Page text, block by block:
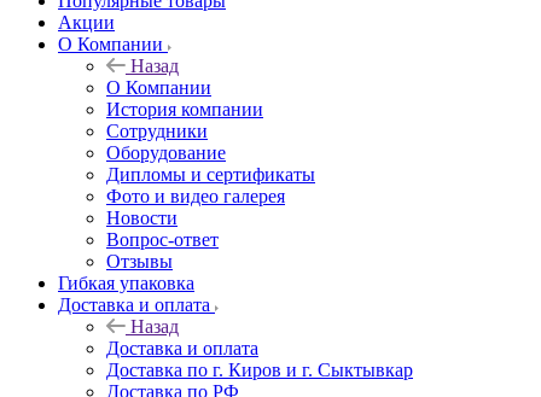
Акции
О Компании
Назад
О Компании
История компании
Сотрудники
Оборудование
Дипломы и сертификаты
Фото и видео галерея
Новости
Вопрос-ответ
Отзывы
Гибкая упаковка
Доставка и оплата
Назад
Доставка и оплата
Доставка по г. Киров и г. Сыктывкар
Доставка по РФ